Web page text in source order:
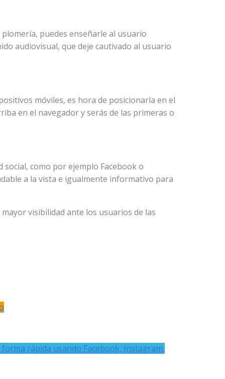
puedes enseñarle al usuario
audiovisual, que deje cautivado al usuario
móviles, es hora de posicionarla en el
en el navegador y serás de las primeras o
como por ejemplo Facebook o
a la vista e igualmente informativo para
visibilidad ante los usuarios de las
rápida usando Facebook, Instagram,